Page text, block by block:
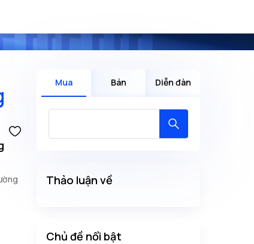
Mua Bán Diễn đàn
Thảo luận về
Chủ đề nổi bật